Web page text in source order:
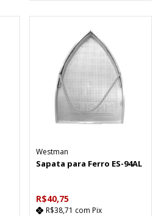
Westman
Sapata para Ferro ES-94AL
R$40,75
R$38,71 com Pix